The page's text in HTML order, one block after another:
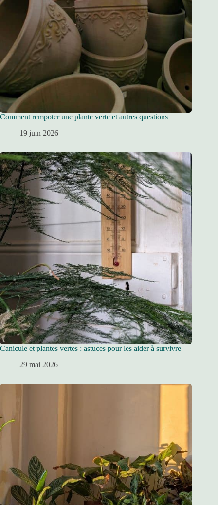
Comment rempoter une plante verte et autres questions
19 juin 2026
Canicule et plantes vertes : astuces pour les aider à survivre
29 mai 2026